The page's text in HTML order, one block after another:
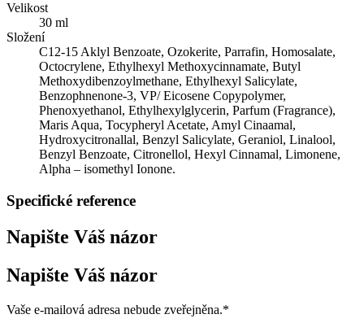
Velikost
30 ml
Složení
C12-15 Aklyl Benzoate, Ozokerite, Parrafin, Homosalate,
Octocrylene, Ethylhexyl Methoxycinnamate, Butyl
Methoxydibenzoylmethane, Ethylhexyl Salicylate,
Benzophnenone-3, VP/ Eicosene Copypolymer,
Phenoxyethanol, Ethylhexylglycerin, Parfum (Fragrance),
Maris Aqua, Tocypheryl Acetate, Amyl Cinaamal,
Hydroxycitronallal, Benzyl Salicylate, Geraniol, Linalool,
Benzyl Benzoate, Citronellol, Hexyl Cinnamal, Limonene,
Alpha – isomethyl Ionone.
Specifické reference
Napište Váš názor
Napište Váš názor
Vaše e-mailová adresa nebude zveřejněna.*